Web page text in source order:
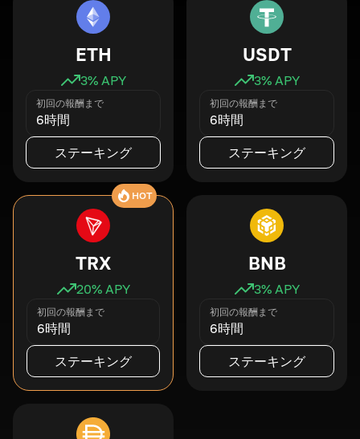
ETH
3% APY
初回の報酬まで
6時間
ステーキング
USDT
3% APY
初回の報酬まで
6時間
ステーキング
HOT
TRX
20% APY
初回の報酬まで
6時間
ステーキング
BNB
3% APY
初回の報酬まで
6時間
ステーキング